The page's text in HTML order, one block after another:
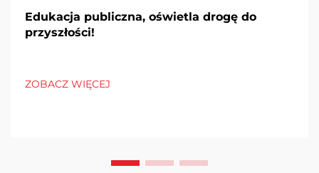
Edukacja publiczna, oświetla drogę do
przyszłości!
ZOBACZ WIĘCEJ